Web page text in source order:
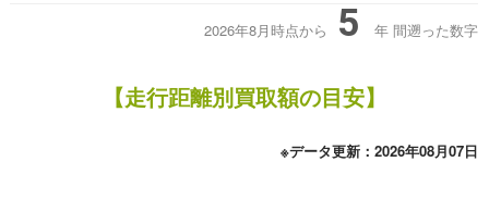
2026年8月時点から 5 年 間遡った数字
【走行距離別買取額の目安】
※データ更新：2026年08月07日